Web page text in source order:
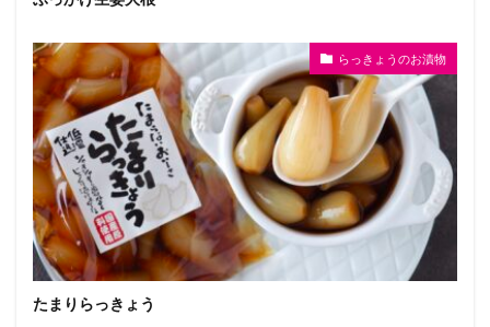
らっきょうのお漬物
たまりらっきょう